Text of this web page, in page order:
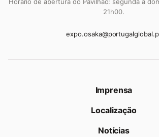
21h00.
Imprensa
Localização
Notícias